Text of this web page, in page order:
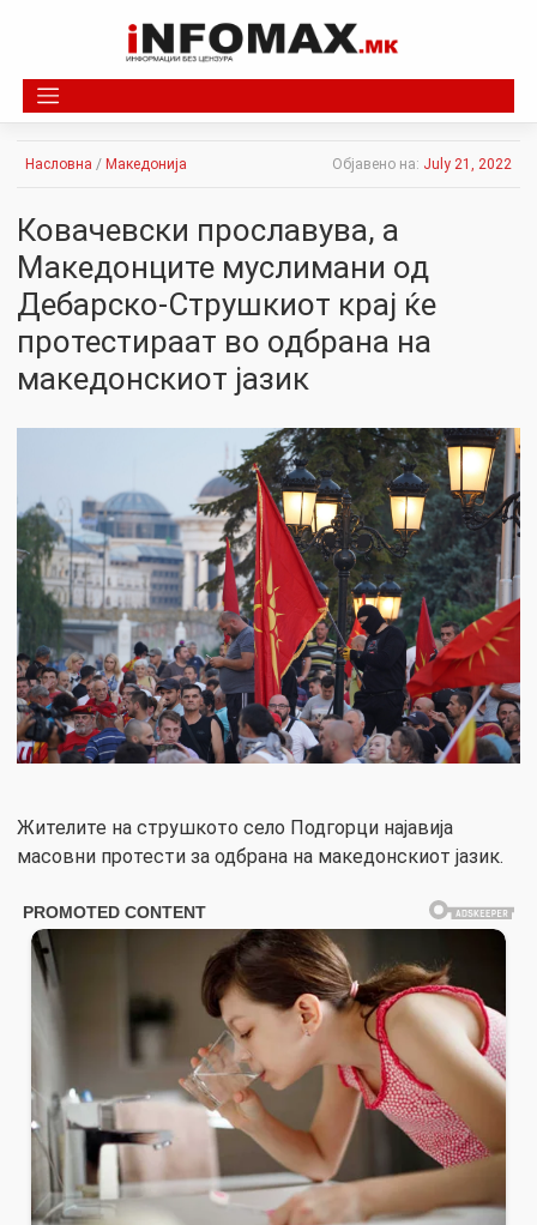
Насловна / Македонија Објавено на: July 21, 2022
Ковачевски прославува, а
Македонците муслимани од
Дебарско-Струшкиот крај ќе
протестираат во одбрана на
македонскиот јазик
Жителите на струшкото село Подгорци најавија
масовни протести за одбрана на македонскиот јазик.